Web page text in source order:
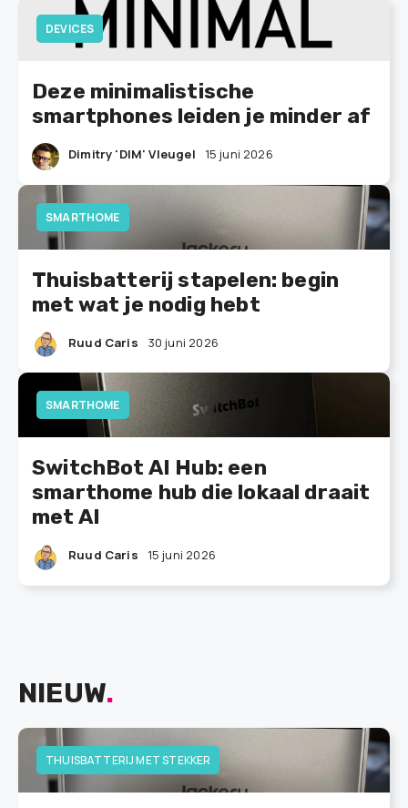
DEVICES
Deze minimalistische
smartphones leiden je minder af
Dimitry 'DIM' Vleugel 15 juni 2026
SMARTHOME
Thuisbatterij stapelen: begin
met wat je nodig hebt
Ruud Caris 30 juni 2026
SMARTHOME
SwitchBot AI Hub: een
smarthome hub die lokaal draait
met AI
Ruud Caris 15 juni 2026
NIEUW.
THUISBATTERIJ MET STEKKER